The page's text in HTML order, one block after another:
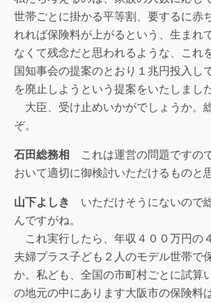
世帯ごとに掛かる平等割、要するに赤
れれば保険料が上がるという、生まれ
なくて残念だと思われるような、これ
国知事会の提案のとおり１兆円投入し
を廃止しようという提案をいたしました
大臣、受け止めいかがでしょうか。
ぞ。
石田総務相 これは運営の問題ですの
おいて適切に御検討いただけるものと
山下よしき
いただけそうにないので
んですがね。
これ実行したら、年収４００万円の
夫婦プラス子ども２人のモデル世帯で
か。私ども、全国の市町村ごとに試算
の地元の中にあります大阪市の保険料